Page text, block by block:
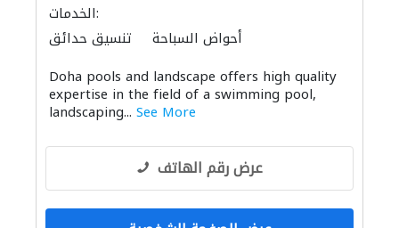
الخدمات:
تنسيق حدائق
أحواض السباحة
Doha pools and landscape offers high quality
expertise in the field of a swimming pool,
landscaping... See More
عرض رقم الهاتف